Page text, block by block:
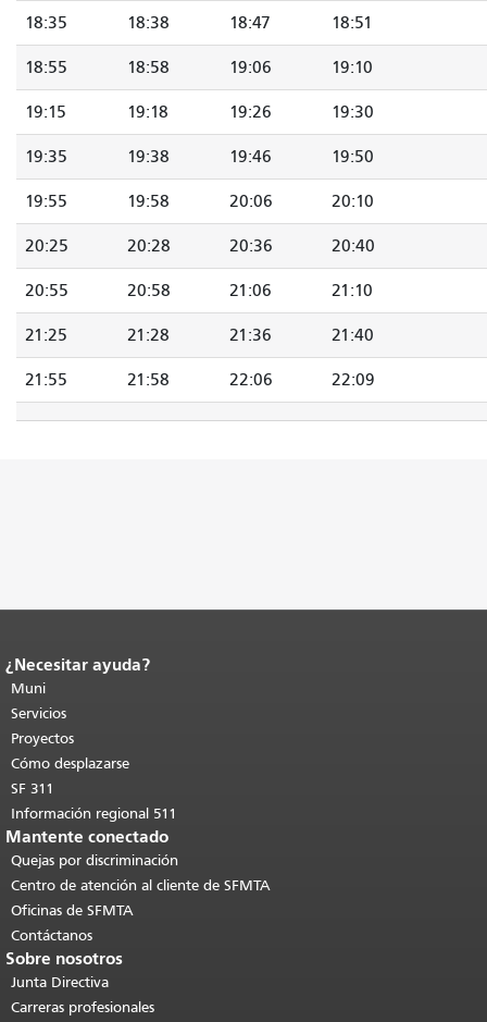
18:35 18:38 18:47 18:51
18:55 18:58 19:06 19:10
19:15 19:18 19:26 19:30
19:35 19:38 19:46 19:50
19:55 19:58 20:06 20:10
20:25 20:28 20:36 20:40
20:55 20:58 21:06 21:10
21:25 21:28 21:36 21:40
21:55 21:58 22:06 22:09
Fin del contenido de la página.
de esta página se repite en todas las
páginas.Volver al principio del
contenido principal
¿Necesitar ayuda?
Muni
Servicios
Proyectos
Cómo desplazarse
SF 311
Información regional 511
Mantente conectado
Quejas por discriminación
Centro de atención al cliente de SFMTA
Oficinas de SFMTA
Contáctanos
Sobre nosotros
Junta Directiva
Carreras profesionales